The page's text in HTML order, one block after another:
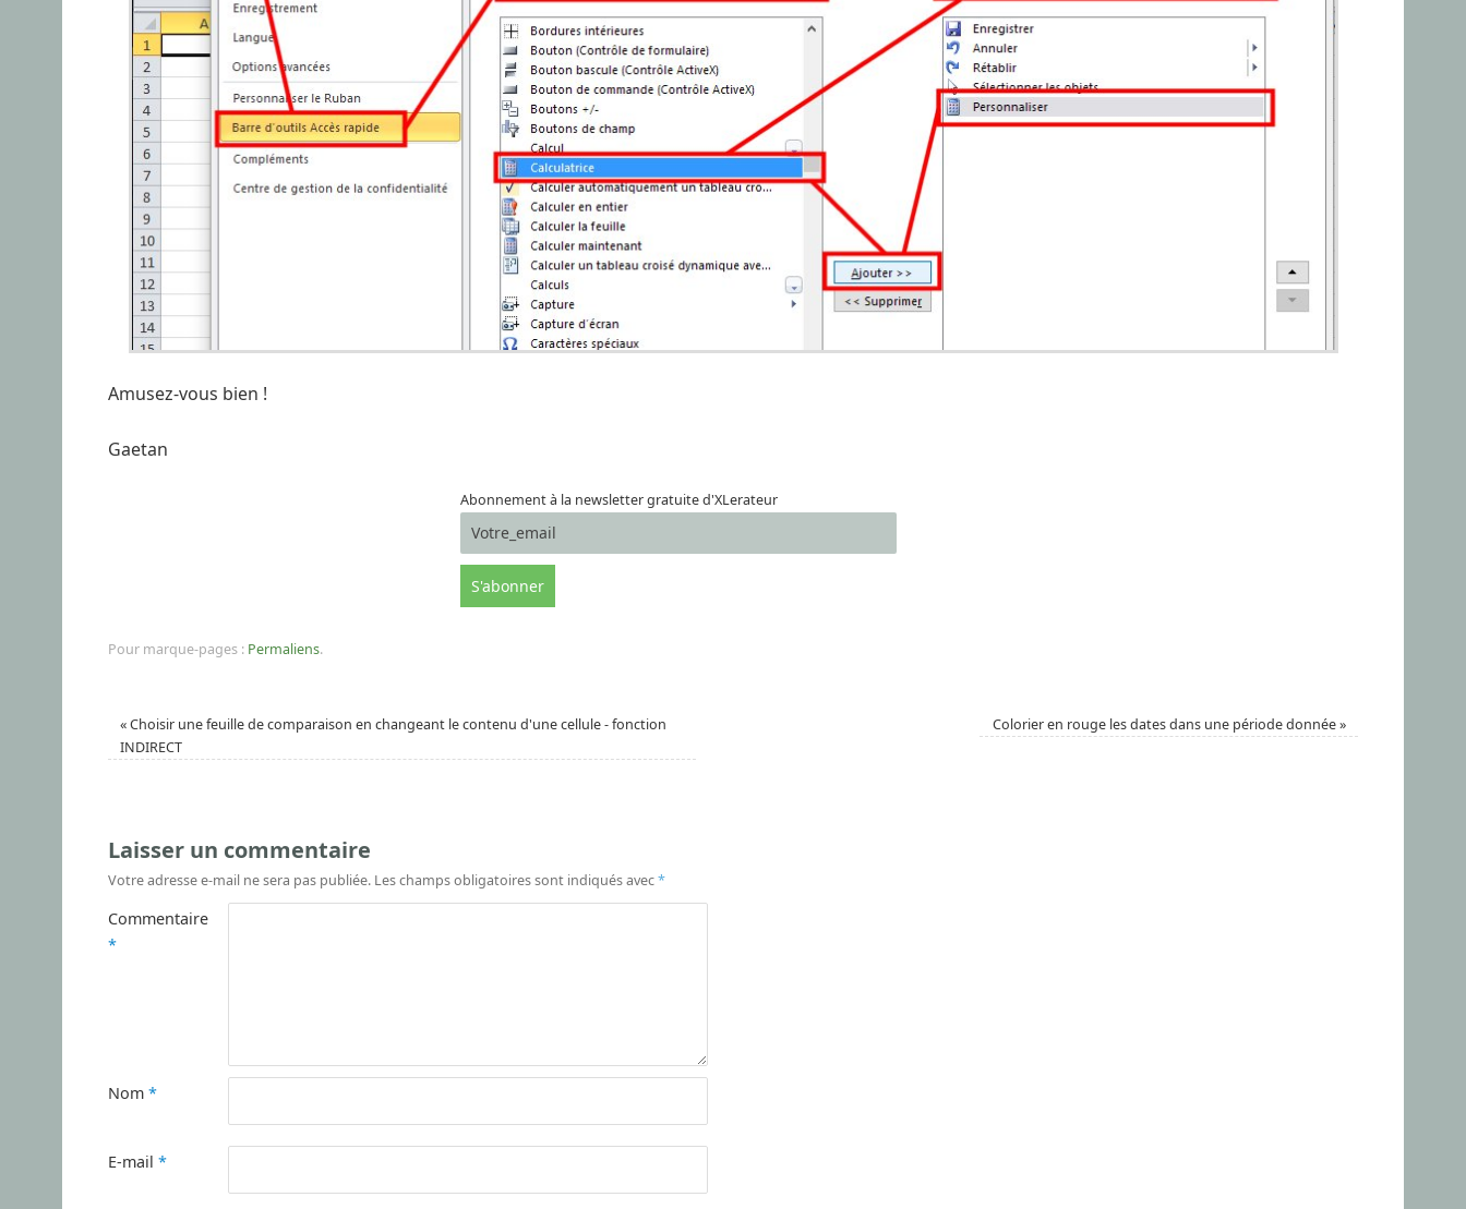
Amusez-vous bien !
Gaetan
Abonnement à la newsletter gratuite d'XLerateur
Pour marque-pages : Permaliens.
«Choisir une feuille de comparaison en changeant le contenu d'une cellule - fonction
INDIRECT
Colorier en rouge les dates dans une période donnée»
Laisser un commentaire
Votre adresse e-mail ne sera pas publiée. Les champs obligatoires sont indiqués avec*
Commentaire
*
Nom *
E-mail *